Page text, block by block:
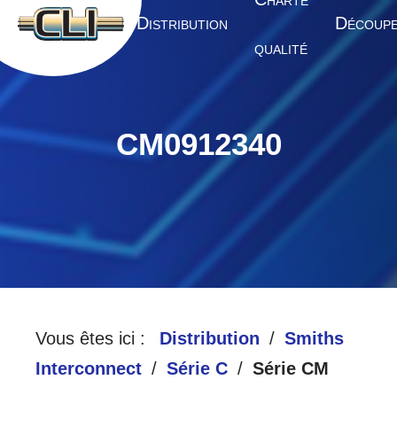
A CCUEIL DISTRIBUTION
QUALITÉ
D
CM0912340
Vous êtes ici : Distribution
Smiths
Interconnect
Série C Série CM